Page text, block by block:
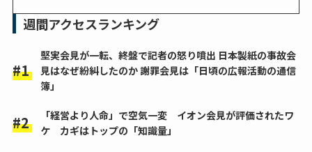
週間アクセスランキング
堅実会見が一転、終盤で記者の怒り噴出 日本製紙の事故会
見はなぜ紛糾したのか 謝罪会見は「日頃の広報活動の通信
簿」
「経営より人命」で空気一変 イオン会見が評価されたワ
ケ カギはトップの「知識量」